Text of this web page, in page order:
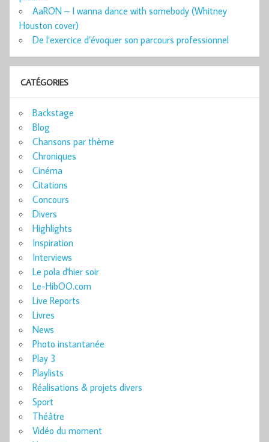
AaRON – I wanna dance with somebody (Whitney
Houston cover)
De l’exercice d’évoquer son parcours professionnel
CATÉGORIES
Backstage
Blog
Chansons par thème
Chroniques
Cinéma
Citations
Concours
Divers
Highlights
Inspiration
Interviews
Le pola d'hier soir
Le-HibOO.com
Live Reports
Livres
News
Photo instantanée
Play 3
Playlists
Réalisations & projets divers
Sport
Théâtre
Vidéo du moment